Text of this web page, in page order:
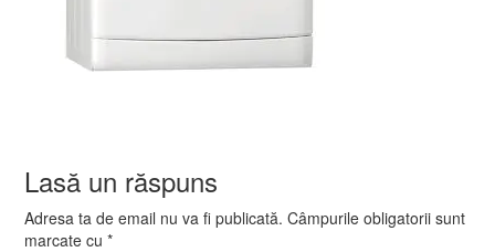
Lasă un răspuns
Adresa ta de email nu va fi publicată. Câmpurile obligatorii sunt
marcate cu*